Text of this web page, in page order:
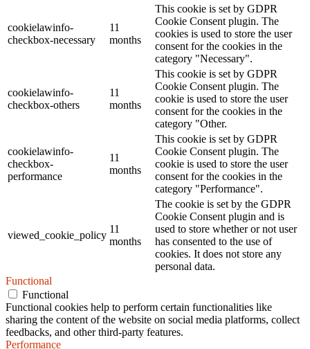
cookielawinfo-
checkbox-necessary
11
months
This cookie is set by GDPR
Cookie Consent plugin. The
cookies is used to store the user
consent for the cookies in the
category "Necessary".
cookielawinfo-
checkbox-others
11
months
This cookie is set by GDPR
Cookie Consent plugin. The
cookie is used to store the user
consent for the cookies in the
category "Other.
cookielawinfo-
checkbox-
performance
11
months
This cookie is set by GDPR
Cookie Consent plugin. The
cookie is used to store the user
consent for the cookies in the
category "Performance".
viewed_cookie_policy
11
months
The cookie is set by the GDPR
Cookie Consent plugin and is
used to store whether or not user
has consented to the use of
cookies. It does not store any
personal data.
Functional
Functional
Functional cookies help to perform certain functionalities like
sharing the content of the website on social media platforms, collect
feedbacks, and other third-party features.
Performance